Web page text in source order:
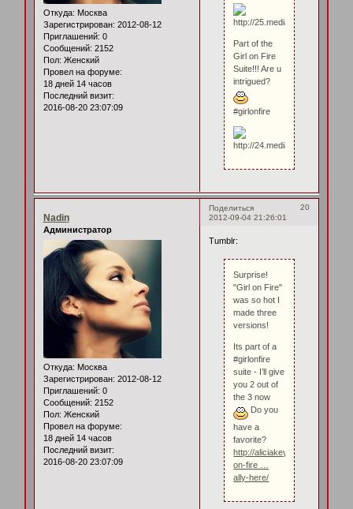
Откуда: Москва
Зарегистрирован: 2012-08-12
Приглашений: 0
Сообщений: 2152
Пол: Женский
Провел на форуме:
18 дней 14 часов
Последний визит:
2016-08-20 23:07:09
Part of the
Girl on Fire
Suite!!! Are u
intrigued?
#girlonfire
Поделиться
20
2012-09-04 21:26:01
Nadin
Администратор
Откуда: Москва
Зарегистрирован: 2012-08-12
Приглашений: 0
Сообщений: 2152
Пол: Женский
Провел на форуме:
18 дней 14 часов
Последний визит:
2016-08-20 23:07:09
Tumblr:
Surprise!
"Girl on Fire"
was so hot I
made three
versions!
Its part of a
#girlonfire
suite - I’ll give
you 2 out of
the 3 now
Do you
have a
favorite?
http://aliciakeys.com/news/girl-
on-fire …
ally-here/